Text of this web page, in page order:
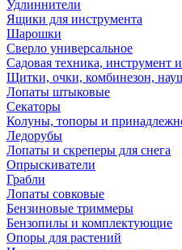
Удлиннители
Ящики для инструмента
Шарошки
Сверло универсальное
Садовая техника, инструмент
Щитки, очки, комбинезон,
Лопаты штыковые
Секаторы
Колуны, топоры и
Ледорубы
Лопаты и скреперы для снега
Опрыскиватели
Грабли
Лопаты совковые
Бензиновые триммеры
Бензопилы и комплектующие
Опоры для растений